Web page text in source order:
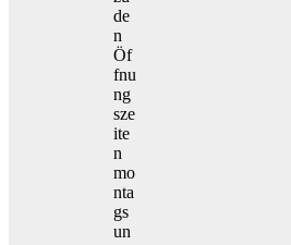
de
n
Öf
fnu
ng
sze
ite
n
mo
nta
gs
un